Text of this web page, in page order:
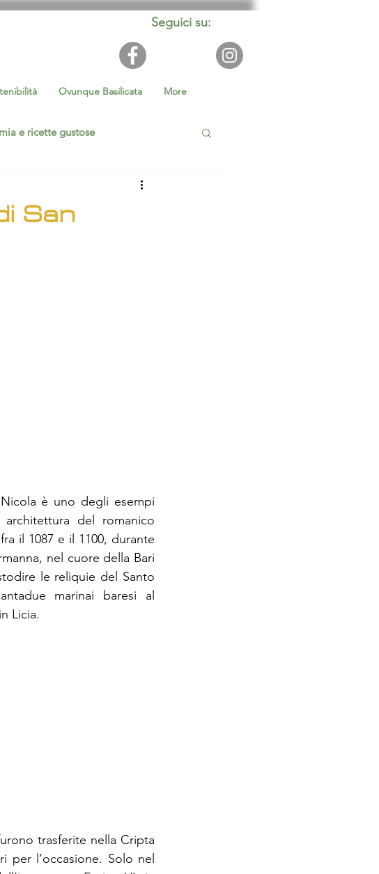
Seguici su:
Ovunque Basilicata More
e ricette gustose
San
è uno degli esempi
del romanico
il 1087 e il 1100, durante
nel cuore della Bari
le reliquie del Santo
marinai baresi al
Licia.
trasferite nella Cripta
per l’occasione. Solo nel